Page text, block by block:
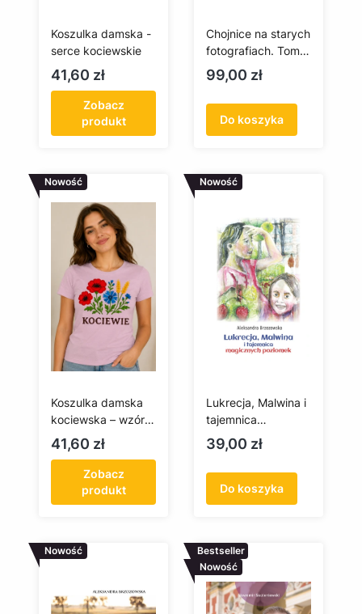
Koszulka damska -
serce kociewskie
Cena
41,60 zł
Zobacz
produkt
Chojnice na starych
fotografiach. Tom
III
Cena
99,00 zł
Do koszyka
Nowość
Koszulka damska
kociewska – wzór
haftu kociewskiego
Cena
41,60 zł
Zobacz
produkt
Nowość
Lukrecja, Malwina i
tajemnica
magicznych
poziomek
Cena
39,00 zł
Do koszyka
Nowość
Bestseller
Nowość